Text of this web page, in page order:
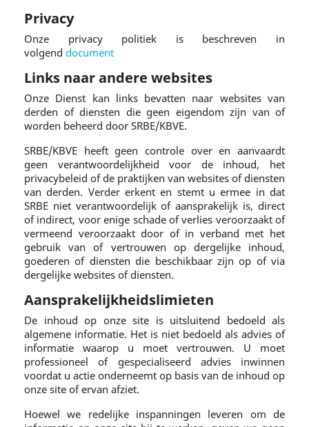
Privacy
Onze privacy politiek is beschreven in
volgend document
Links naar andere websites
Onze Dienst kan links bevatten naar websites van
derden of diensten die geen eigendom zijn van of
worden beheerd door SRBE/KBVE.
SRBE/KBVE heeft geen controle over en aanvaardt
geen verantwoordelijkheid voor de inhoud, het
privacybeleid of de praktijken van websites of diensten
van derden. Verder erkent en stemt u ermee in dat
SRBE niet verantwoordelijk of aansprakelijk is, direct
of indirect, voor enige schade of verlies veroorzaakt of
vermeend veroorzaakt door of in verband met het
gebruik van of vertrouwen op dergelijke inhoud,
goederen of diensten die beschikbaar zijn op of via
dergelijke websites of diensten.
Aansprakelijkheidslimieten
De inhoud op onze site is uitsluitend bedoeld als
algemene informatie. Het is niet bedoeld als advies of
informatie waarop u moet vertrouwen. U moet
professioneel of gespecialiseerd advies inwinnen
voordat u actie onderneemt op basis van de inhoud op
onze site of ervan afziet.
Hoewel we redelijke inspanningen leveren om de